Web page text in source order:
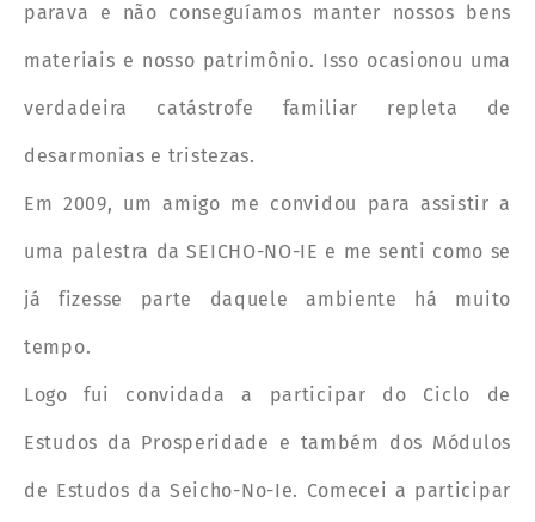
parava e não conseguíamos manter nossos bens
materiais e nosso patrimônio. Isso ocasionou uma
verdadeira catástrofe familiar repleta de
desarmonias e tristezas.
Em 2009, um amigo me convidou para assistir a
uma palestra da SEICHO-NO-IE e me senti como se
já fizesse parte daquele ambiente há muito
tempo.
Logo fui convidada a participar do Ciclo de
Estudos da Prosperidade e também dos Módulos
de Estudos da Seicho-No-Ie. Comecei a participar